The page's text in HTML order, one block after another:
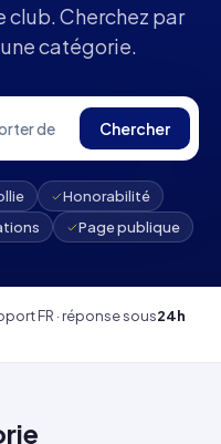
club. Cherchez par
catégorie.
Chercher
Honorabilité
Page publique
FR · réponse sous24h